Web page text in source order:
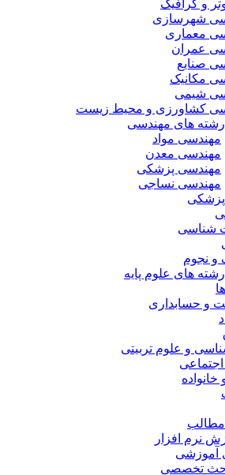
گرافیک
و محیط زیست
های مهندسی
مواد
معدن
پزشکی
نساجی
های علوم پایه
و علوم تربیتی
افزار
تخصصی